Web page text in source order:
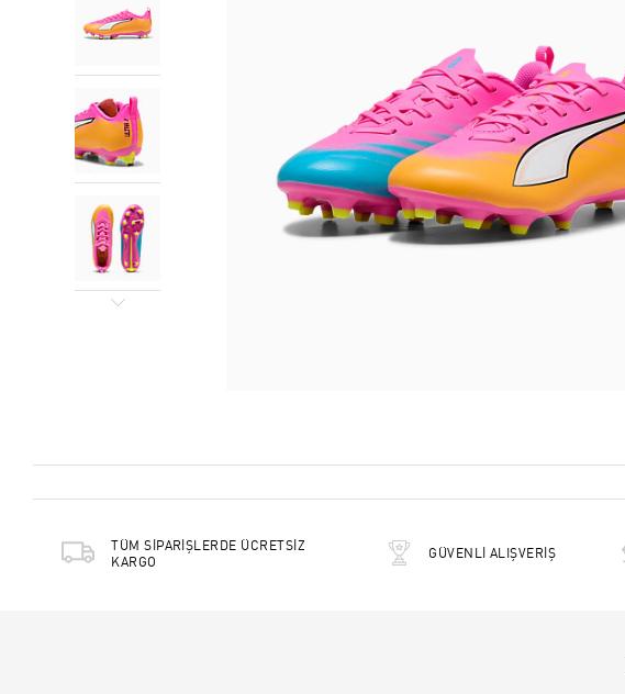
TÜM SİPARİŞLERDE ÜCRETSİZ
KARGO
GÜVENLİ ALIŞVERİŞ